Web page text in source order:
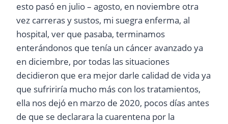
esto pasó en julio – agosto, en noviembre otra
vez carreras y sustos, mi suegra enferma, al
hospital, ver que pasaba, terminamos
enterándonos que tenía un cáncer avanzado ya
en diciembre, por todas las situaciones
decidieron que era mejor darle calidad de vida ya
que sufririría mucho más con los tratamientos,
ella nos dejó en marzo de 2020, pocos días antes
de que se declarara la cuarentena por la